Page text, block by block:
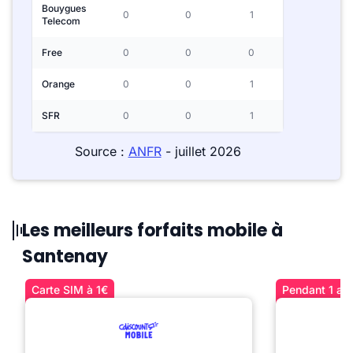
Bouygues
Telecom
0 0 1
Free 0 0 0
Orange 0 0 1
SFR 0 0 1
Source : ANFR- juillet 2026
Les meilleurs forfaits mobile à
Santenay
Carte SIM à 1€ Pendant 1